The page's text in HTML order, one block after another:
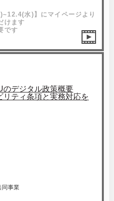
水)】にマイページより
けます
です
のデジタル政策概要
リティ条項と実務対応を
同事業